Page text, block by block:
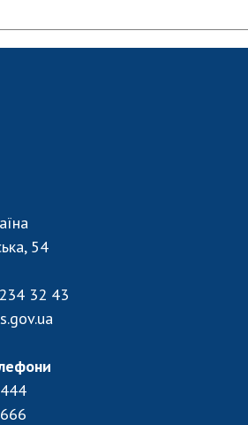
користування
організаціях
та конкурси
54
32 43